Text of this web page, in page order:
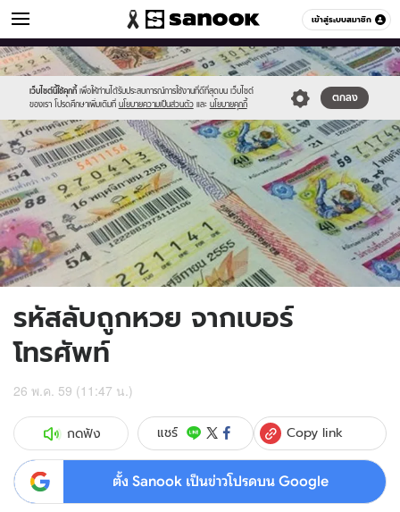
เข้าสู่ระบบสมาชิก
ดูดวง หมวดอื่นๆ
เว็บไซต์นี้ใช้คุกกี้ เพื่อให้ท่านได้รับประสบการณ์การใช้งานที่ดีที่สุดบน เว็บไซต์
ของเรา โปรดศึกษาเพิ่มเติมที่ นโยบายความเป็นส่วนตัว และ นโยบายคุกกี้
ตกลง
Sanook
//s.isanook.com/sr/0/images/logo-
new-
sanook.png
600
60
//s.isanook.com/ho/0/ud/19/99565/lot.jpg
รหัสลับถูกหวย จากเบอร์
โทรศัพท์
26 พ.ค. 59 (11:47 น.)
กดฟัง แชร์ Copy link
ตั้ง Sanook เป็นข่าวโปรดบน Google